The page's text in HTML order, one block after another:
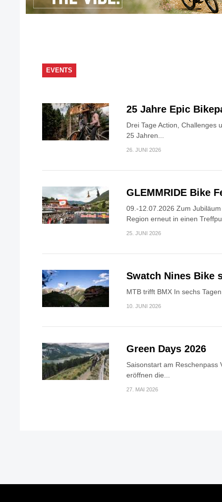
EVENTS
25 Jahre Epic
Drei Tage Action, Challenges
25 Jahren...
26. JUNI 2026
GLEMMRIDE Bike
09.-12.07.2026 Zum
Region erneut in einen
25. JUNI 2026
Swatch Nines Bike
MTB trifft BMX In sechs
10. JUNI 2026
Green Days 2026
Saisonstart am Reschenpass
eröffnen die...
27. MAI 2026